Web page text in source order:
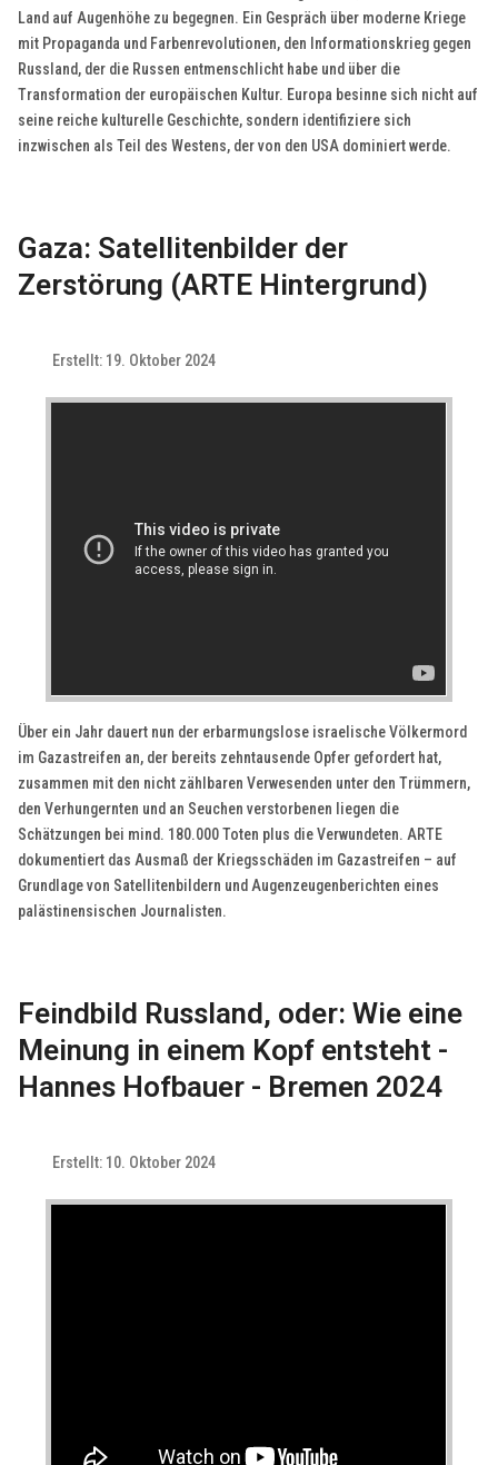
Land auf Augenhöhe zu begegnen. Ein Gespräch über moderne Kriege
mit Propaganda und Farbenrevolutionen, den Informationskrieg gegen
Russland, der die Russen entmenschlicht habe und über die
Transformation der europäischen Kultur. Europa besinne sich nicht auf
seine reiche kulturelle Geschichte, sondern identifiziere sich
inzwischen als Teil des Westens, der von den USA dominiert werde.
Gaza: Satellitenbilder der
Zerstörung (ARTE Hintergrund)
Erstellt: 19. Oktober 2024
Über ein Jahr dauert nun der erbarmungslose israelische Völkermord
im Gazastreifen an, der bereits zehntausende Opfer gefordert hat,
zusammen mit den nicht zählbaren Verwesenden unter den Trümmern,
den Verhungernten und an Seuchen verstorbenen liegen die
Schätzungen bei mind. 180.000 Toten plus die Verwundeten. ARTE
dokumentiert das Ausmaß der Kriegsschäden im Gazastreifen – auf
Grundlage von Satellitenbildern und Augenzeugenberichten eines
palästinensischen Journalisten.
Feindbild Russland, oder: Wie eine
Meinung in einem Kopf entsteht -
Hannes Hofbauer - Bremen 2024
Erstellt: 10. Oktober 2024